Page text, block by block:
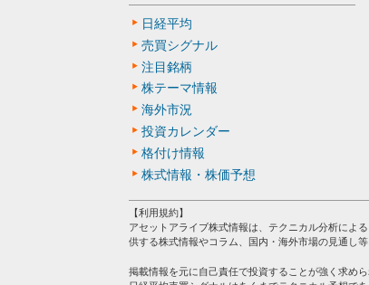
日経平均
売買シグナル
注目銘柄
株テーマ情報
海外市況
投資カレンダー
格付け情報
株式情報・株価予想
【利用規約】
アセットアライブ株式情報は、テクニカル分析によ
供する株式情報やコラム、国内・海外市場の見通し
掲載情報を元に自己責任で投資することが強く求め